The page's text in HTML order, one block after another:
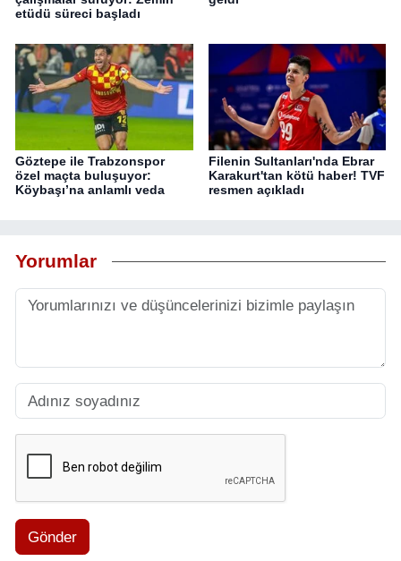
etüdü süreci başladı
Göztepe ile Trabzonspor
özel maçta buluşuyor:
Köybaşı’na anlamlı veda
Filenin Sultanları'nda Ebrar
Karakurt'tan kötü haber! TVF
resmen açıkladı
Yorumlar
Gönder